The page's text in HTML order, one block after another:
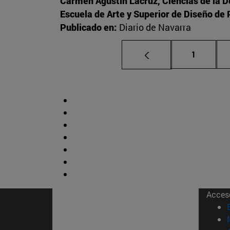
Escuela de Arte y Superior de Diseño de
Publicado en: Diario de Navarra
Página
1